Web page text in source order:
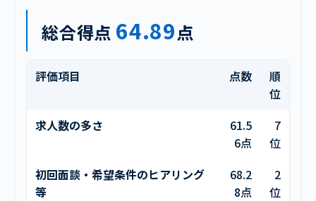
総合得点 64.89点
評価項目 点数
順
位
求人数の多さ
61.5
6点
7
位
初回面談・希望条件のヒアリング
等
68.2
8点
2
位